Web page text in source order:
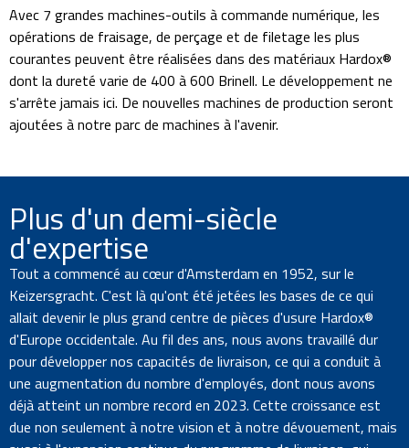
Avec 7 grandes machines-outils à commande numérique, les
opérations de fraisage, de perçage et de filetage les plus
courantes peuvent être réalisées dans des matériaux Hardox®
dont la dureté varie de 400 à 600 Brinell. Le développement ne
s'arrête jamais ici. De nouvelles machines de production seront
ajoutées à notre parc de machines à l'avenir.
Plus d'un demi-siècle
d'expertise
Tout a commencé au cœur d'Amsterdam en 1952, sur le
Keizersgracht. C'est là qu'ont été jetées les bases de ce qui
allait devenir le plus grand centre de pièces d'usure Hardox®
d'Europe occidentale. Au fil des ans, nous avons travaillé dur
pour développer nos capacités de livraison, ce qui a conduit à
une augmentation du nombre d'employés, dont nous avons
déjà atteint un nombre record en 2023. Cette croissance est
due non seulement à notre vision et à notre dévouement, mais